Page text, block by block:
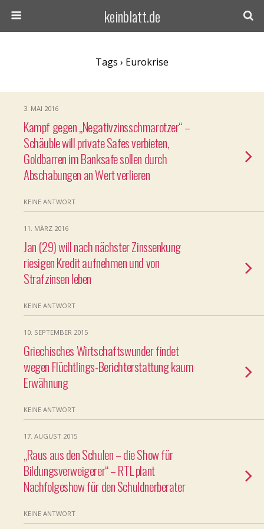
keinblatt.de
Tags › Eurokrise
3. MAI 2016
Kampf gegen „Negativzinsschmarotzer“ –
Schäuble will private Safes verbieten,
Goldbarren im Banksafe sollen durch
Abschabungen an Wert verlieren
KEINE ANTWORT
11. MÄRZ 2016
Jan (29) will nach nächster Zinssenkung
riesigen Kredit aufnehmen und von
Strafzinsen leben
KEINE ANTWORT
10. SEPTEMBER 2015
Griechisches Wirtschaftswunder findet
wegen Flüchtlings-Berichterstattung kaum
Erwähnung
KEINE ANTWORT
17. AUGUST 2015
„Raus aus den Schulen – die Show für
Bildungsverweigerer“ – RTL plant
Nachfolgeshow für den Schuldnerberater
KEINE ANTWORT